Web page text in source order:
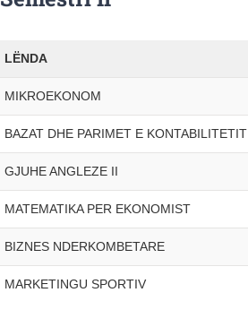
LËNDA
MIKROEKONOM
BAZAT DHE PARIMET E KONTABILITETIT
GJUHE ANGLEZE II
MATEMATIKA PER EKONOMIST
BIZNES NDERKOMBETARE
MARKETINGU SPORTIV